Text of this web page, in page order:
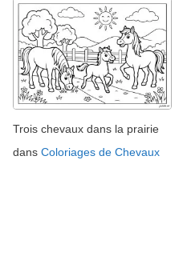
Trois chevaux dans la prairie
dans Coloriages de Chevaux